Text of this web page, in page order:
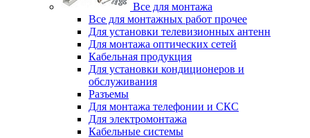
Все для монтажа
Все для монтажных работ прочее
Для установки телевизионных антенн
Для монтажа оптических сетей
Кабельная продукция
Для установки кондиционеров и
обслуживания
Разъемы
Для монтажа телефонии и СКС
Для электромонтажа
Кабельные системы